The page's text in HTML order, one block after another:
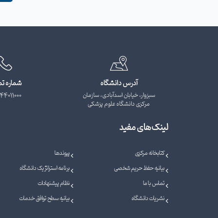
آدرس دانشگاه
سبزوار، خیابان اسدآبادی، سازمان
مرکزی دانشگاه علوم پزشکی
شماره
لینک‌های مفید
کتابخانه مرکزی
پیوندها
بیانیه حفظ حریم شخصی
برنامه استراتژیک دانشگاه
تماس با ما
نظام پیشنهادات
نشریات دانشگاه
بیانیه سطح توافق خدمات